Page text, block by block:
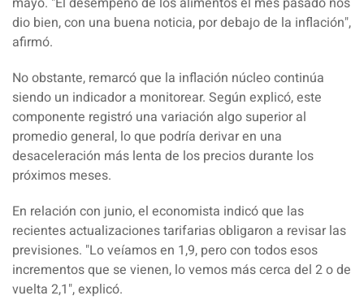
dio bien, con una buena noticia, por debajo de la inflación",
afirmó.
No obstante, remarcó que la inflación núcleo continúa
siendo un indicador a monitorear. Según explicó, este
componente registró una variación algo superior al
promedio general, lo que podría derivar en una
desaceleración más lenta de los precios durante los
próximos meses.
En relación con junio, el economista indicó que las
recientes actualizaciones tarifarias obligaron a revisar las
previsiones. "Lo veíamos en 1,9, pero con todos esos
incrementos que se vienen, lo vemos más cerca del 2 o de
vuelta 2,1", explicó.